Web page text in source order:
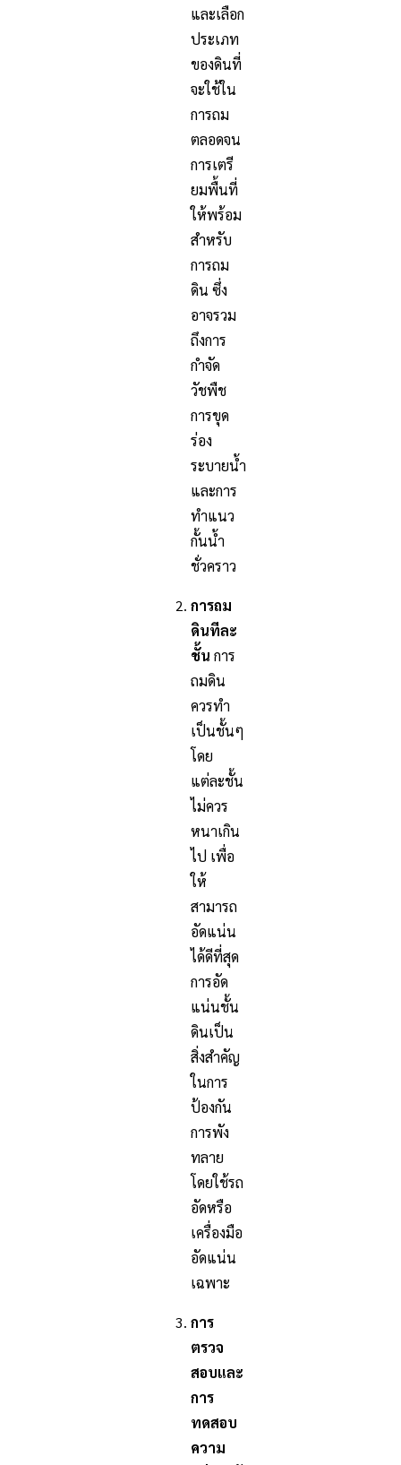
และเลือก
ประเภท
ของดินที่
จะใช้ใน
การถม
ตลอดจน
การเตรี
ยมพื้นที่
ให้พร้อม
สำหรับ
การถม
ดิน ซึ่ง
อาจรวม
ถึงการ
กำจัด
วัชพืช
การขุด
ร่อง
ระบายน้ำ
และการ
ทำแนว
กั้นน้ำ
ชั่วคราว
การถม
ดินทีละ
ชั้น การ
ถมดิน
ควรทำ
เป็นชั้นๆ
โดย
แต่ละชั้น
ไม่ควร
หนาเกิน
ไป เพื่อ
ให้
สามารถ
อัดแน่น
ได้ดีที่สุด
การอัด
แน่นชั้น
ดินเป็น
สิ่งสำคัญ
ในการ
ป้องกัน
การพัง
ทลาย
โดยใช้รถ
อัดหรือ
เครื่องมือ
อัดแน่น
เฉพาะ
การ
ตรวจ
สอบและ
การ
ทดสอบ
ความ